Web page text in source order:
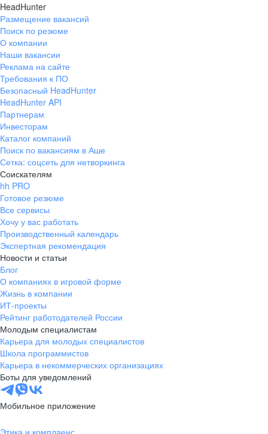
HeadHunter
Размещение вакансий
Поиск по резюме
О компании
Наши вакансии
Реклама на сайте
Требования к ПО
Безопасный HeadHunter
HeadHunter API
Партнерам
Инвесторам
Каталог компаний
Поиск по вакансиям в Аше
Сетка: соцсеть для нетворкинга
Соискателям
hh PRO
Готовое резюме
Все сервисы
Хочу у вас работать
Производственный календарь
Экспертная рекомендация
Новости и статьи
Блог
О компаниях в игровой форме
Жизнь в компании
ИТ-проекты
Рейтинг работодателей России
Молодым специалистам
Карьера для молодых специалистов
Школа программистов
Карьера в некоммерческих организациях
Боты для уведомлений
Мобильное приложение